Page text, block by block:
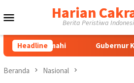
ke
Harian
Berita Peristiwa
HeadlineGubernur Khofifah Hadirkan
Beranda Nasional